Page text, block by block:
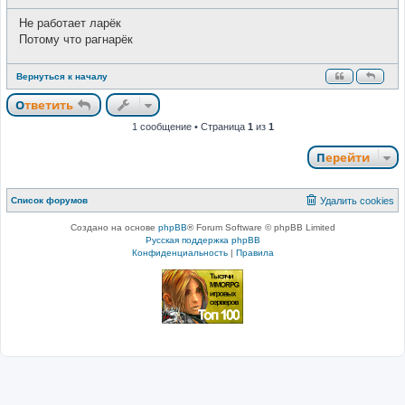
Не работает ларёк
Потому что рагнарёк
Вернуться к началу
Ответить
1 сообщение • Страница 1 из 1
Перейти
Список форумов Удалить cookies
Создано на основе phpBB® Forum Software © phpBB Limited
Русская поддержка phpBB
Конфиденциальность| Правила